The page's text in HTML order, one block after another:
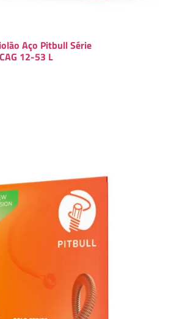
Aço Pitbull Série
12-53 L